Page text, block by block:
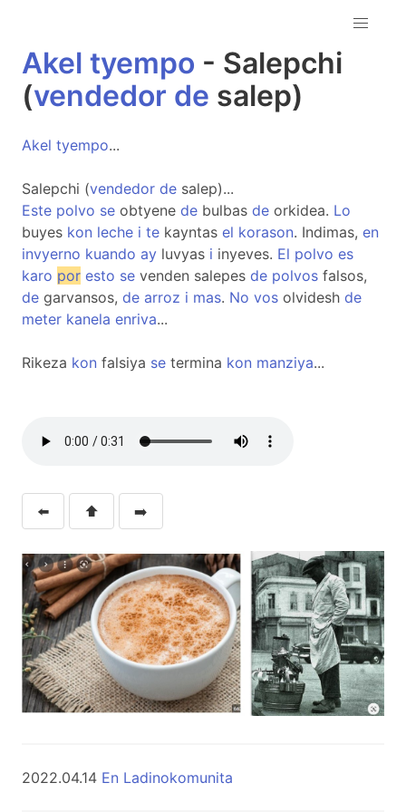
Akel tyempo - Salepchi
(vendedor de salep)
Akel tyempo...
Salepchi (vendedor de salep)...
Este polvo se obtyene de bulbas de orkidea. Lo
buyes kon leche i te kayntas el korason. Indimas, en
invyerno kuando ay luvyas i inyeves. El polvo es
karo por esto se venden salepes de polvos falsos,
de garvansos, de arroz i mas. No vos olvidesh de
meter kanela enriva...
Rikeza kon falsiya se termina kon manziya...
⬅️ ⬆️ ➡️
2022.04.14 En Ladinokomunita